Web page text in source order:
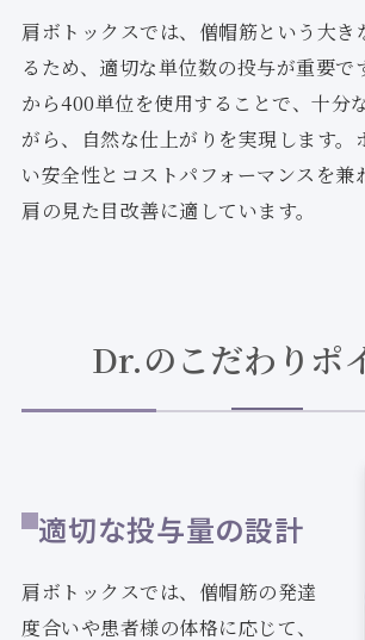
肩ボトックスでは、僧帽筋という大き
るため、適切な単位数の投与が重要で
から400単位を使用することで、十分
がら、自然な仕上がりを実現します。
い安全性とコストパフォーマンスを兼
肩の見た目改善に適しています。
Dr.のこだわりポ
適切な投与量の設計
肩ボトックスでは、僧帽筋の発達
度合いや患者様の体格に応じて、